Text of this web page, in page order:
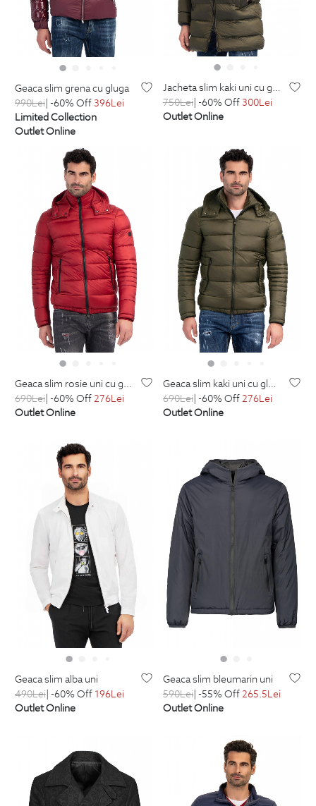
geaca slim grena cu gluga
990Lei| -60% Off396Lei
Limited Collection
Outlet Online
jacheta slim kaki uni cu gluga detasabila
750Lei | -60% Off300Lei
Outlet Online
geaca slim rosie uni cu gluga detasabila
690Lei| -60% Off276Lei
Outlet Online
geaca slim kaki uni cu gluga detasabila
690Lei| -60% Off276Lei
Outlet Online
geaca slim alba uni
490Lei| -60% Off 196Lei
Outlet Online
geaca slim bleumarin uni
590Lei| -55% Off265.5Lei
Outlet Online